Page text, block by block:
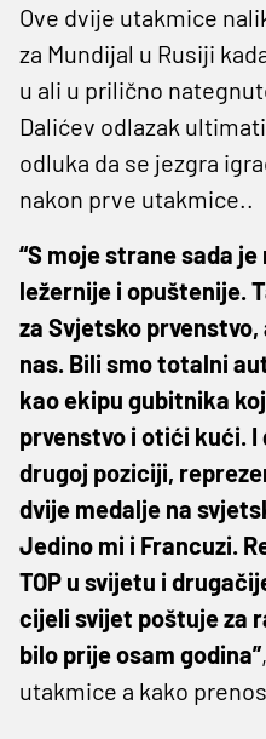
Ove dvije utakmice
za Mundijal u Rusiji
u ali u prilično
Dalićev odlazak
odluka da se jezgra
nakon prve utakmice..
“S moje strane sada
ležernije i opuštenije.
za Svjetsko
nas. Bili smo totalni
kao ekipu gubitnika
prvenstvo i otići kući. I
drugoj poziciji,
dvije medalje na
Jedino mi i Francuzi.
TOP u svijetu i
cijeli svijet poštuje za
bilo prije osam godina”
utakmice a kako